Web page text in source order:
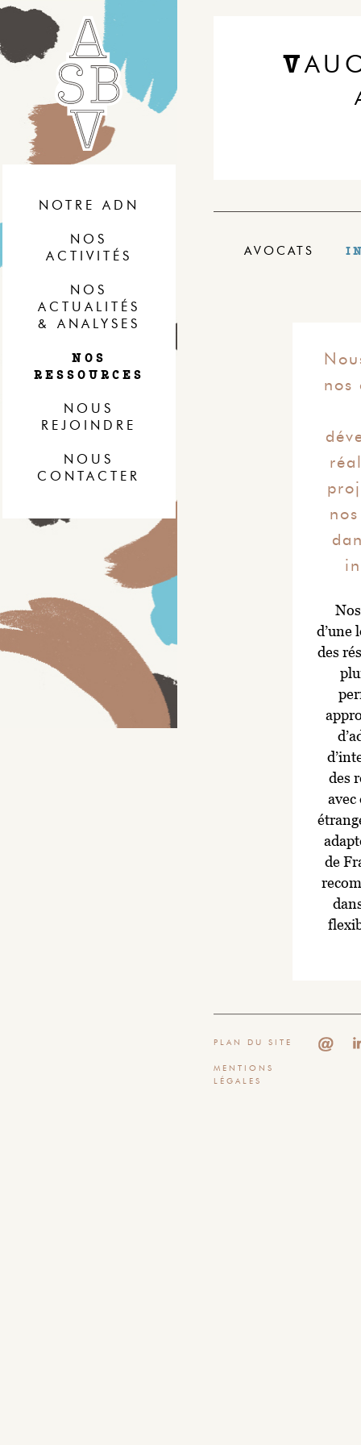
NOTRE ADN
NOS
ACTIVITÉS
NOS
ACTUALITÉS
& ANALYSES
NOS
RESSOURCES
NOUS
REJOINDRE
NOUS
CONTACTER
V
AVOCATS
NNEnos
d’une
des
des
avec
de
PLAN DU SITE
MENTIONS
LÉGALES